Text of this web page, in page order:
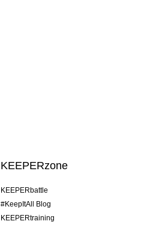
KEEPERzone
KEEPERbattle
#KeepItAll Blog
KEEPERtraining